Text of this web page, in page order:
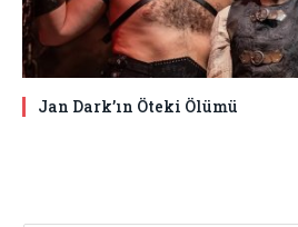
Jan Dark’ın Öteki Ölümü